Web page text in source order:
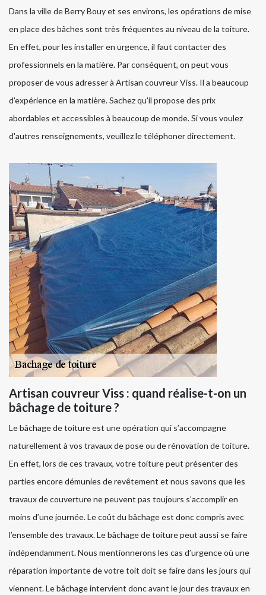
Dans la ville de Berry Bouy et ses environs, les opérations de mise
en place des bâches sont très fréquentes au niveau de la toiture.
En effet, pour les installer en urgence, il faut contacter des
professionnels en la matière. Par conséquent, on peut vous
proposer de vous adresser à Artisan couvreur Viss. Il a beaucoup
d'expérience en la matière. Sachez qu'il propose des prix
abordables et accessibles à beaucoup de monde. Si vous voulez
d'autres renseignements, veuillez le téléphoner directement.
Artisan couvreur Viss : quand réalise-t-on un
bâchage de toiture ?
Le bâchage de toiture est une opération qui s’accompagne
naturellement à vos travaux de pose ou de rénovation de toiture.
En effet, lors de ces travaux, votre toiture peut présenter des
parties encore démunies de revêtement et nous savons que les
travaux de couverture ne peuvent pas toujours s’accomplir en
moins d’une journée. Le coût du bâchage est donc compris avec
l’ensemble des travaux. Le bâchage de toiture peut aussi se faire
indépendamment. Nous mentionnerons les cas d’urgence où une
réparation importante de votre toit doit se faire dans les jours qui
viennent. Le bâchage intervient donc avant le jour des travaux en